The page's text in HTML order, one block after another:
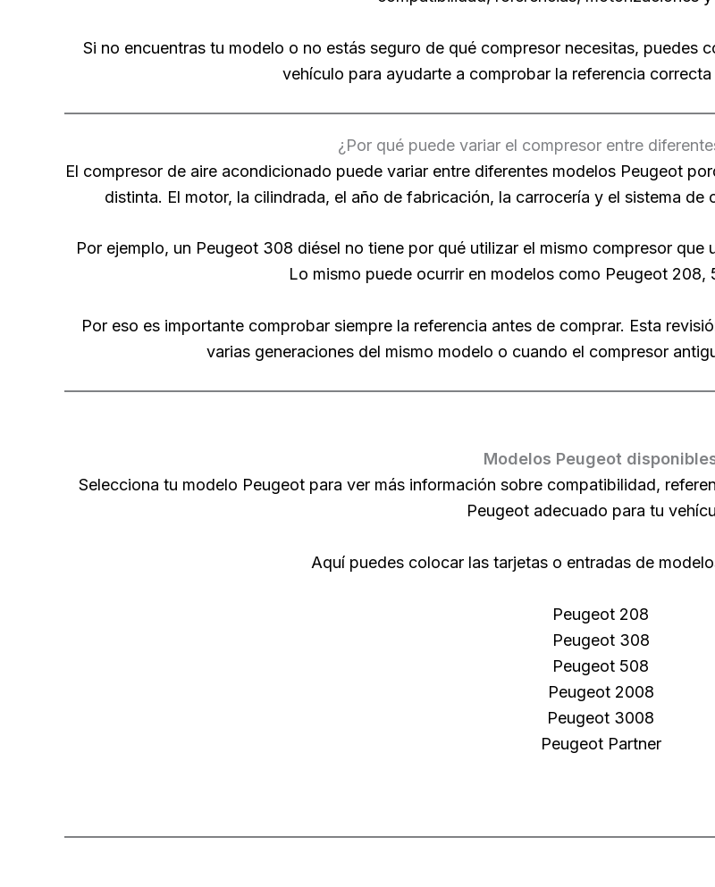
Si no encuentras tu modelo o no estás seguro de qué compresor necesitas, puedes
vehículo para ayudarte a comprobar la referencia
¿Por qué puede variar el compresor entre
El compresor de aire acondicionado puede variar entre diferentes modelos Peugeot
distinta. El motor, la cilindrada, el año de fabricación, la carrocería y el sistema
Por ejemplo, un Peugeot 308 diésel no tiene por qué utilizar el mismo compresor
Lo mismo puede ocurrir en modelos como Peugeot
Por eso es importante comprobar siempre la referencia antes de comprar. Esta
varias generaciones del mismo modelo o cuando el compresor
Modelos Peugeot
Selecciona tu modelo Peugeot para ver más información sobre compatibilidad,
Peugeot adecuado para tu
Aquí puedes colocar las tarjetas o entradas de
Peugeot 208
Peugeot 308
Peugeot 508
Peugeot 2008
Peugeot 3008
Peugeot Partner